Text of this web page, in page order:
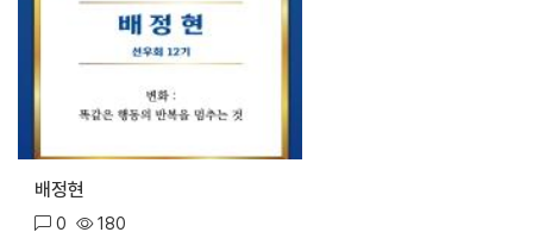
배정현
0 180